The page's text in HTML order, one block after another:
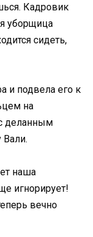
Кадровик
уборщица
сидеть,
и подвела его к
на
деланным
Вали.
наша
игнорирует!
вечно